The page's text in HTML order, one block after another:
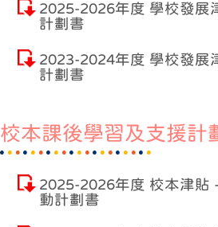
2025-2026年度 學校發展
計劃書
2023-2024年度 學校發展
計劃書
校本課後學習及支援計
2025-2026年度 校本津貼
動計劃書